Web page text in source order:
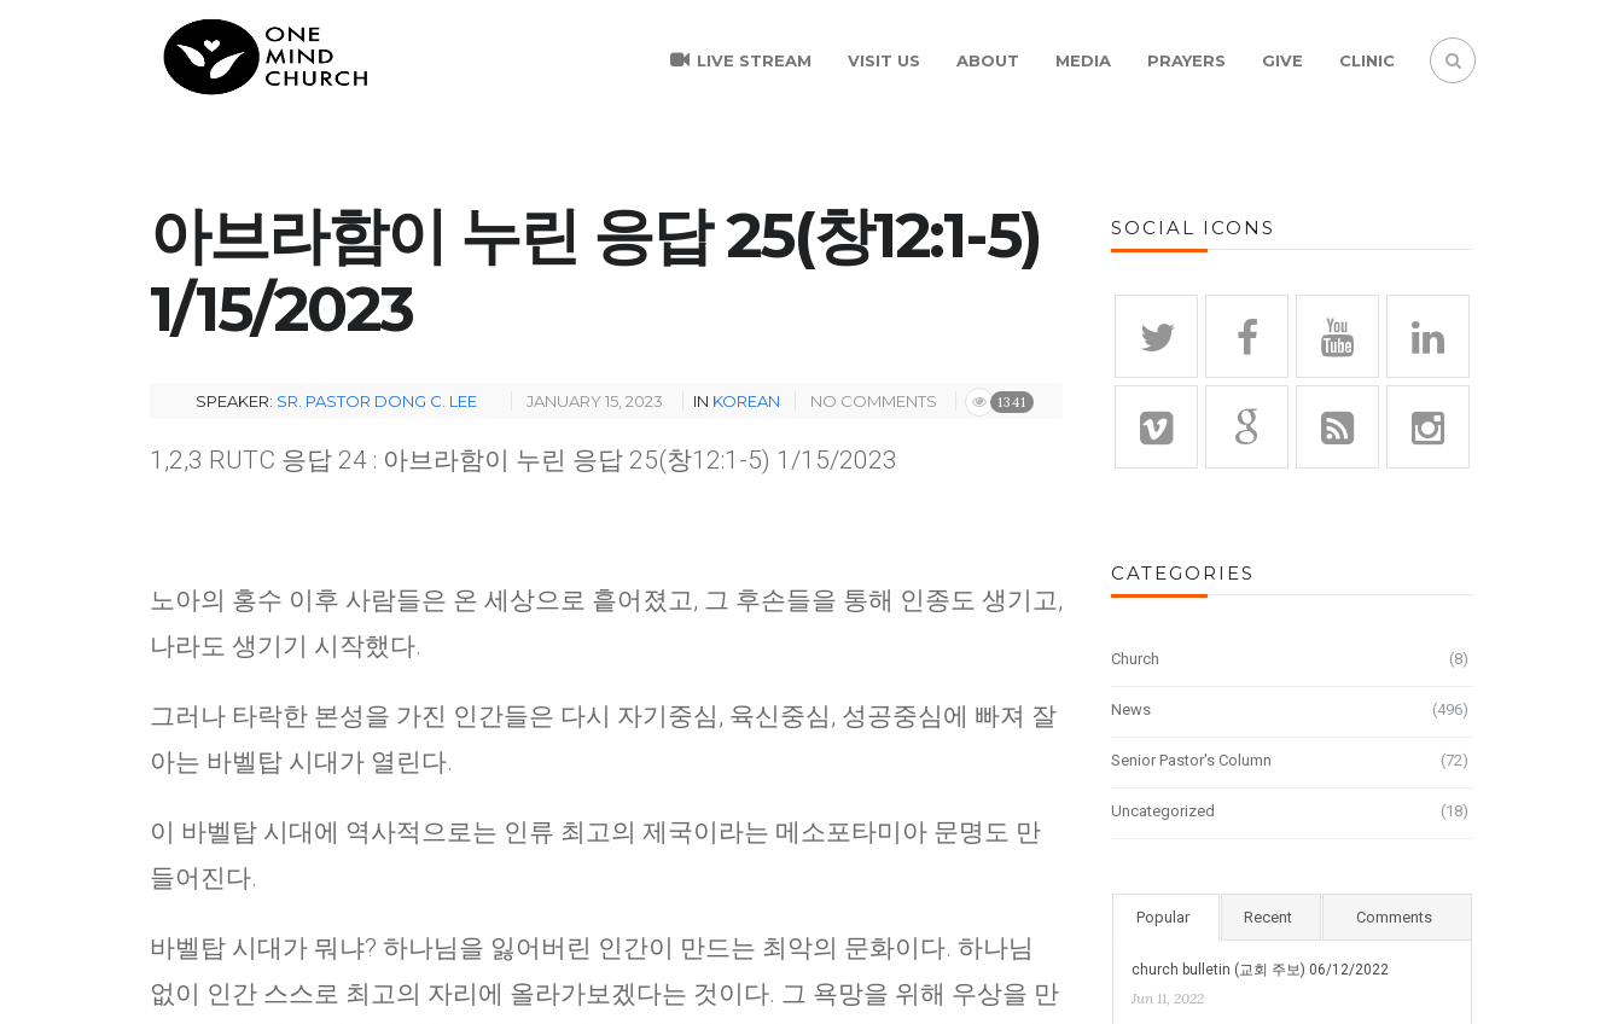
LIVE STREAM VISIT US ABOUT MEDIA PRAYERS GIVE CLINIC
아브라함이 누린 응답 25(창12:1-5)
1/15/2023
SPEAKER: SR. PASTOR DONG C. LEE JANUARY 15, 2023 IN KOREAN NO COMMENTS 1341
1,2,3 RUTC 응답 24 : 아브라함이 누린 응답 25(창12:1-5) 1/15/2023
노아의 홍수 이후 사람들은 온 세상으로 흩어졌고, 그 후손들을 통해 인종도 생기고,
나라도 생기기 시작했다.
그러나 타락한 본성을 가진 인간들은 다시 자기중심, 육신중심, 성공중심에 빠져 잘
아는 바벨탑 시대가 열린다.
이 바벨탑 시대에 역사적으로는 인류 최고의 제국이라는 메소포타미아 문명도 만
들어진다.
바벨탑 시대가 뭐냐? 하나님을 잃어버린 인간이 만드는 최악의 문화이다. 하나님
없이 인간 스스로 최고의 자리에 올라가보겠다는 것이다. 그 욕망을 위해 우상을 만
SOCIAL ICONS
CATEGORIES
Church (8)
News (496)
Senior Pastor's Column (72)
Uncategorized (18)
Popular Recent Comments
church bulletin (교회 주보) 06/12/2022
Jun 11, 2022